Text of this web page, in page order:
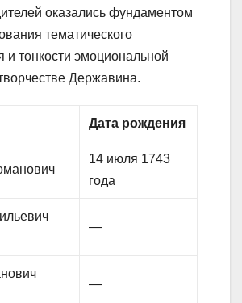
оказались фундаментом
тематического
и тонкости эмоциональной
Державина.
Дата рождения
14 июля 1743
года
—
—